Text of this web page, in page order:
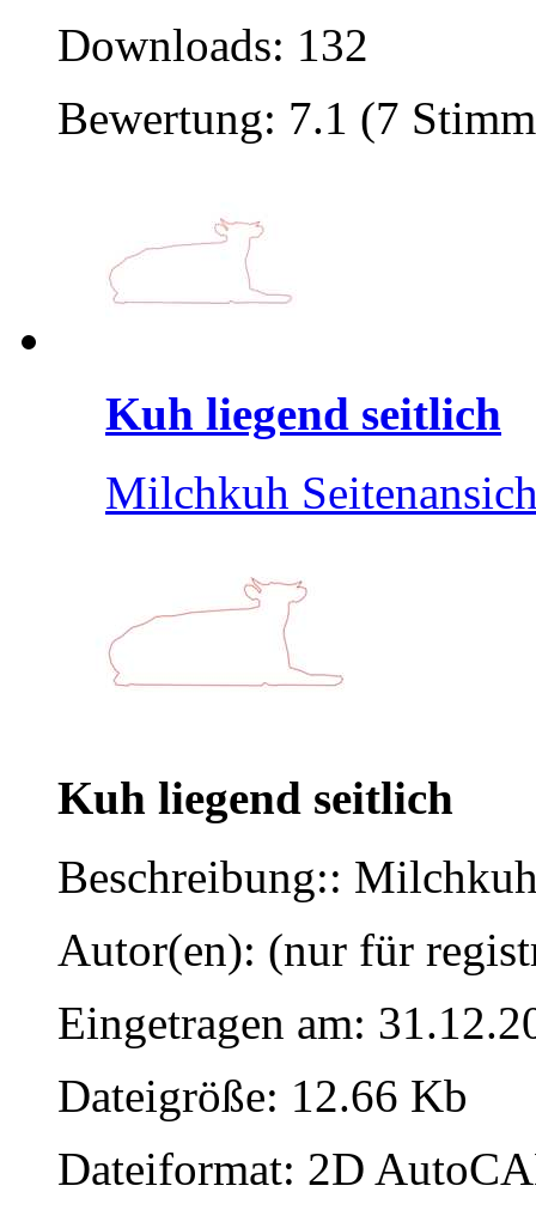
Downloads: 132
Bewertung: 7.1 (7
Kuh liegend seitlich
Milchkuh
Kuh liegend seitlich
Beschreibung::
Autor(en): (nur für
Eingetragen am:
Dateigröße: 12.66 Kb
Dateiformat: 2D